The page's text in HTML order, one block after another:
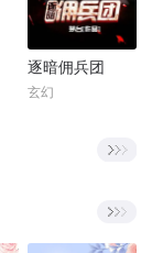
逐暗佣兵团
玄幻